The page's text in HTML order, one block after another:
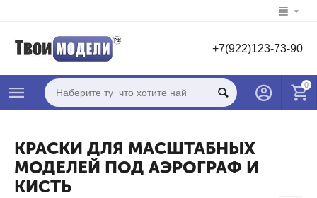
+7(922)123-73-90
0
КРАСКИ ДЛЯ МАСШТАБНЫХ
МОДЕЛЕЙ ПОД АЭРОГРАФ И
КИСТЬ